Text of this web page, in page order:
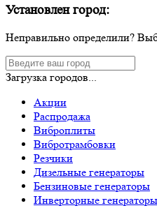
Установлен город:
Неправильно определили?
Загрузка городов...
Акции
Распродажа
Виброплиты
Вибротрамбовки
Резчики
Дизельные генераторы
Бензиновые генераторы
Инверторные генераторы